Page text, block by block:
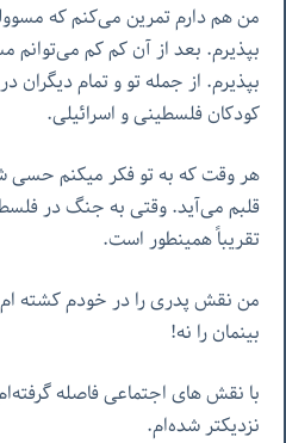
من هم دارم تمرین می‌کنم که
بپذیرم. بعد از آن کم کم می‌توانم
بپذیرم. از جمله تو و تمام دیگران
کودکان فلسطینی و اسرائیلی.
هر وقت که به تو فکر میکنم حسی
قلبم می‌آید. وقتی به جنگ در
تقریباً همینطور است.
من نقش پدری را در خودم کشته
بینمان را نه!
با نقش های اجتماعی فاصله
نزدیکتر شده‌ام.